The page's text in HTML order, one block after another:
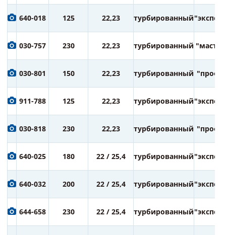
640-018 125 22,23 турбированный
030-757 230 22,23 турбированный
030-801 150 22,23 турбированный
911-788 125 22,23 турбированный
030-818 230 22,23 турбированный
640-025 180 22 / 25,4 турбированный
640-032 200 22 / 25,4 турбированный
644-658 230 22 / 25,4 турбированный